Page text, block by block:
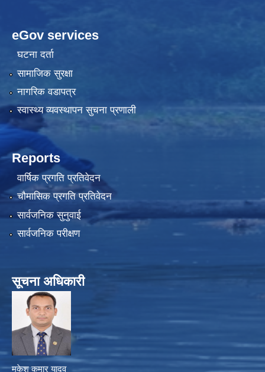
eGov services
घटना दर्ता
सामाजिक सुरक्षा
नागरिक वडापत्र
स्वास्थ्य व्यवस्थापन सुचना प्रणाली
Reports
वार्षिक प्रगति प्रतिवेदन
चौमासिक प्रगति प्रतिवेदन
सार्वजनिक सुनुवाई
सार्वजनिक परीक्षण
सूचना अधिकारी
मुकेश कुमार यादव